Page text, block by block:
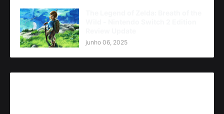
junho 06, 2025